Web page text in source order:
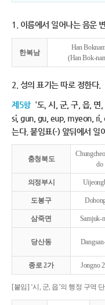
1. 이름에서 일어나는 음운
한복남
Han
(Han Bok-
2. 성의 표기는 따로 정한다.
제5항 ‘도, 시, 군, 구, 읍, 면,
si, gun, gu, eup, myeon, ri,
는다. 붙임표(-) 앞뒤에서 일
충청북도
do
의정부시
도봉구
삼죽면 Samjuk-
당산동
종로 2가 Jongno
[붙임] ‘시, 군, 읍’의 행정 구역